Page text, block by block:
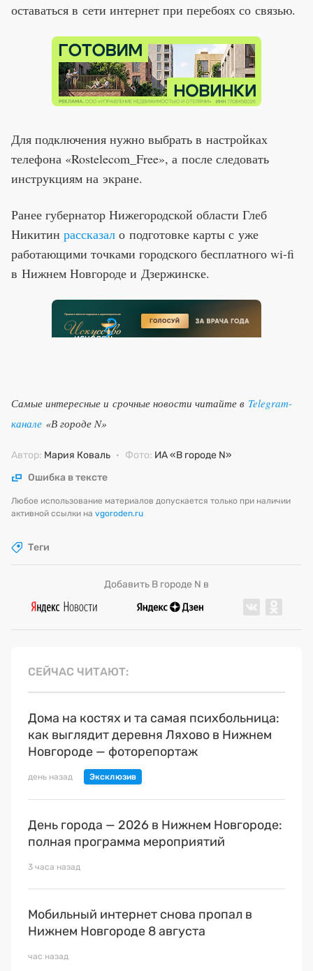
оставаться в сети интернет при перебоях со связью.
Для подключения нужно выбрать в настройках
телефона «Rostelecom_Free», а после следовать
инструкциям на экране.
Ранее губернатор Нижегородской области Глеб
Никитин рассказал о подготовке карты с уже
работающими точками городского бесплатного wi-fi
в Нижнем Новгороде и Дзержинске.
Самые интересные и срочные новости читайте в Telegram-
канале «В городе N»
Автор: Мария Коваль · Фото: ИА «В городе N»
Ошибка в тексте
Любое использование материалов допускается только при наличии
активной ссылки на vgoroden.ru
Теги
Добавить В городе N в
СЕЙЧАС ЧИТАЮТ
Дома на костях и та самая психбольница:
как выглядит деревня Ляхово в Нижнем
Новгороде — фоторепортаж
день назад
День города — 2026 в Нижнем Новгороде:
полная программа мероприятий
3 часа назад
Мобильный интернет снова пропал в
Нижнем Новгороде 8 августа
час назад